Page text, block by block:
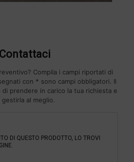
Contattaci
Compila i campi riportati di
con * sono campi obbligatori. Il
di prendere in carico la tua richiesta e
gestirla al meglio.
DI QUESTO PRODOTTO, LO TROVI